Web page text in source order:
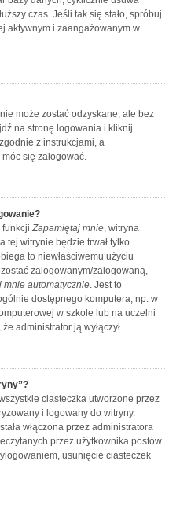
czas. Jeśli tak się stało, spróbuj
aktywnym i zaangażowanym w
może zostać odzyskane, ale bez
na stronę logowania i kliknij
z instrukcjami, a
się zalogować.
Zapamiętaj mnie, witryna
tej witrynie będzie trwał tylko
to niewłaściwemu użyciu
zalogowanym/zalogowaną,
mnie automatycznie. Jest to
dostępnego komputera, np. w
w szkole lub na uczelni
administrator ją wyłączył.
ciasteczka utworzone przez
i logowany do witryny.
włączona przez administratora
przez użytkownika postów.
usunięcie ciasteczek